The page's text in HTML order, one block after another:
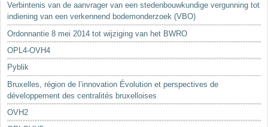
Verbintenis van de aanvrager van een stedenbouwkundige vergunning tot
indiening van een verkennend bodemonderzoek (VBO)
Ordonnantie 8 mei 2014 tot wijziging van het BWRO
OPL4-OVH4
Pyblik
Bruxelles, région de l’innovation Évolution et perspectives de
développement des centralités bruxelloises
OVH2